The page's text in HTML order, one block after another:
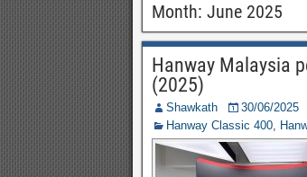
Month: June 2025
Hanway Malaysia
(2025)
Shawkath
30/06/2025
Hanway Classic 400,